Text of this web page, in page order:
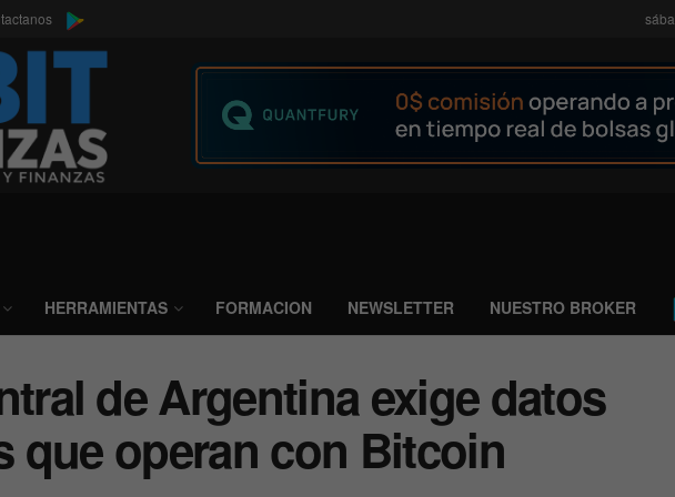
HERRAMIENTAS FORMACION NEWSLETTER NUESTRO BROKER
de Argentina exige datos
que operan con Bitcoin